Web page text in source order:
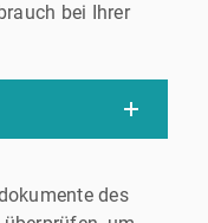
bei Ihrer
des